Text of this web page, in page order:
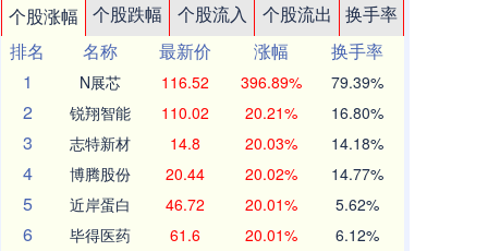
个股涨幅 个股跌幅 个股流入 个股流出
换手率
排名
名称 最新价 涨幅
换手率
1
N展芯 116.52 396.89% 79.39%
2 锐翔智能 110.02 20.21% 16.80%
3 志特新材 14.8 20.03% 14.18%
4 博腾股份 20.44 20.02% 14.77%
5 近岸蛋白 46.72 20.01% 5.62%
6 毕得医药 61.6 20.01% 6.12%